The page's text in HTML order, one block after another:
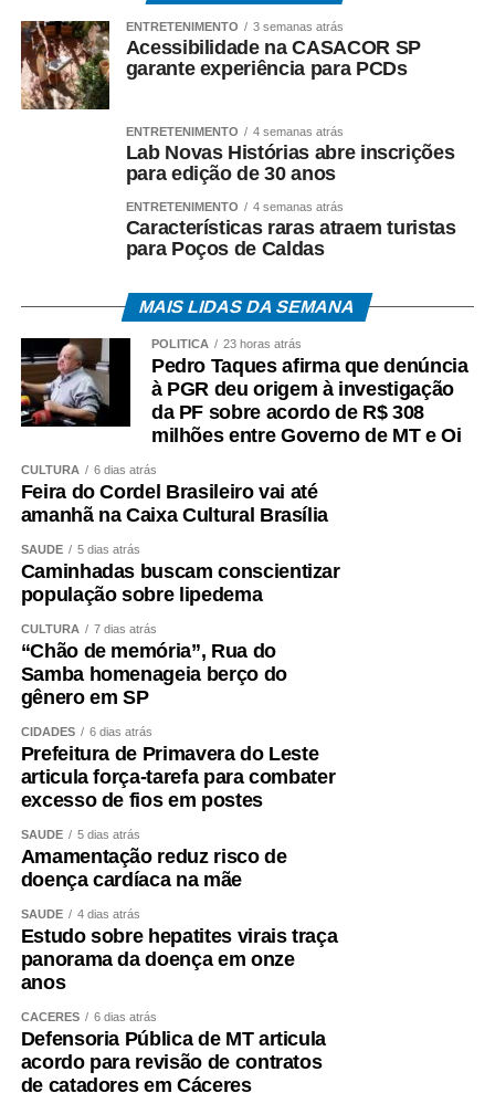
ENTRETENIMENTO 3 semanas atrás
Acessibilidade na CASACOR SP
garante experiência para PCDs
ENTRETENIMENTO 4 semanas atrás
Lab Novas Histórias abre inscrições
para edição de 30 anos
ENTRETENIMENTO 4 semanas atrás
Características raras atraem turistas
para Poços de Caldas
MAIS LIDAS DA SEMANA
POLÍTICA 23 horas atrás
Pedro Taques afirma que denúncia
à PGR deu origem à investigação
da PF sobre acordo de R$ 308
milhões entre Governo de MT e Oi
CULTURA 6 dias atrás
Feira do Cordel Brasileiro vai até
amanhã na Caixa Cultural Brasília
SAÚDE 5 dias atrás
Caminhadas buscam conscientizar
população sobre lipedema
CULTURA 7 dias atrás
“Chão de memória”, Rua do
Samba homenageia berço do
gênero em SP
CIDADES 6 dias atrás
Prefeitura de Primavera do Leste
articula força-tarefa para combater
excesso de fios em postes
SAÚDE 5 dias atrás
Amamentação reduz risco de
doença cardíaca na mãe
SAÚDE 4 dias atrás
Estudo sobre hepatites virais traça
panorama da doença em onze
anos
CÁCERES 6 dias atrás
Defensoria Pública de MT articula
acordo para revisão de contratos
de catadores em Cáceres